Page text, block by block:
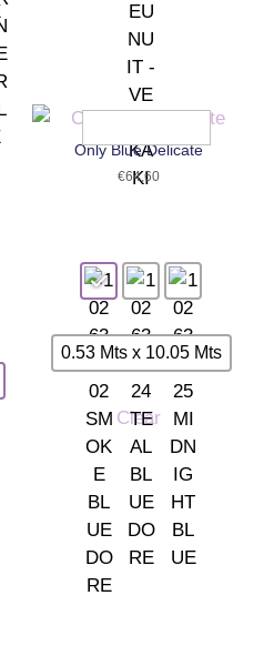
Only Blue Delicate
€64,60
0.53 Mts x 10.05 Mts
Clear